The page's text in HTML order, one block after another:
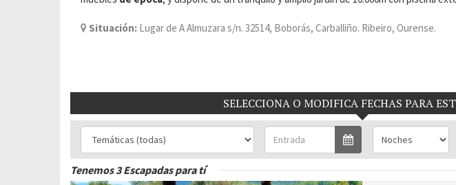
Situación: Lugar de A Almuzara s/n. 32514, Boborás, Carballiño. Ribeiro, Ourense.
SELECCIONA O MODIFICA FECHAS PARA
Tenemos 3 Escapadas para tí